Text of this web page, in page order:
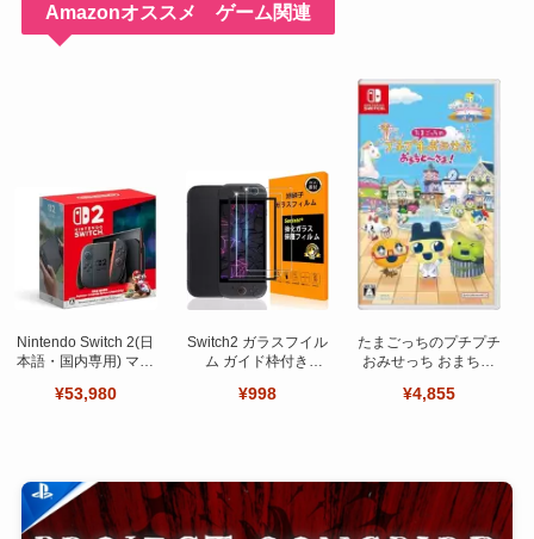
Amazonオススメ ゲーム関連
Nintendo Switch 2(日
本語・国内専用) マリ
ット
¥53,980
Switch2 ガラスフイル
ム ガイド枠付き
ット 日本旭硝子製-高
¥998
たまごっちのプチプチ
おみせっち おまちど
¥4,855